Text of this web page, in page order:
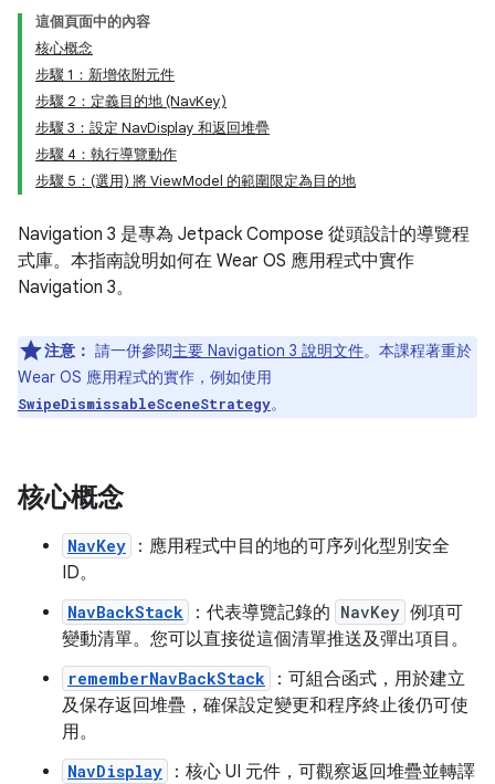
這個頁面中的內容
核心概念
步驟 1：新增依附元件
步驟 2：定義目的地 (NavKey)
步驟 3：設定 NavDisplay 和返回堆疊
步驟 4：執行導覽動作
步驟 5：(選用) 將 ViewModel 的範圍限定為目的地
Navigation 3 是專為 Jetpack Compose 從頭設計的導覽程
式庫。本指南說明如何在 Wear OS 應用程式中實作
Navigation 3。
注意： 請一併參閱主要 Navigation 3 說明文件。本課程著重於
Wear OS 應用程式的實作，例如使用
SwipeDismissableSceneStrategy。
核心概念
NavKey
：應用程式中目的地的可序列化型別安全
ID。
NavBackStack ：代表導覽記錄的 NavKey 例項可
變動清單。您可以直接從這個清單推送及彈出項目。
rememberNavBackStack
：可組合函式，用於建立
及保存返回堆疊，確保設定變更和程序終止後仍可使
用。
NavDisplay
：核心 UI 元件，可觀察返回堆疊並轉譯